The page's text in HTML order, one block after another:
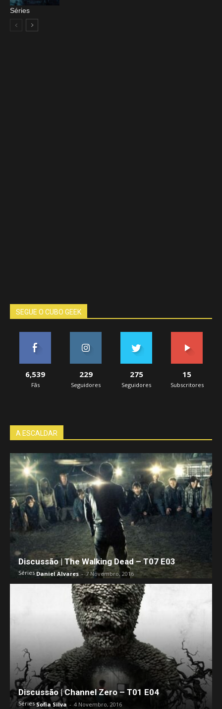
Séries
SEGUE O CUBO GEEK
6,539
Fãs
229
Seguidores
275
Seguidores
15
Subscritores
A ESCALDAR
Discussão | The Walking Dead – T07 E03
SériesDaniel Alvares - 7 Novembro, 2016
Discussão | Channel Zero – T01 E04
SériesSofia Silva - 4 Novembro, 2016